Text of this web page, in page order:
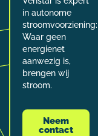
in autonome
stroomvoorziening:
Waar geen
energienet
aanwezig is,
brengen wij
stroom.
Neem
contact